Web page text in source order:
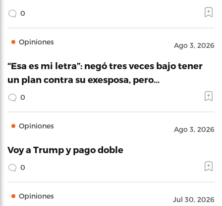
0
Opiniones Ago 3, 2026
“Esa es mi letra”: negó tres veces bajo tener
un plan contra su exesposa, pero…
0
Opiniones Ago 3, 2026
Voy a Trump y pago doble
0
Opiniones Jul 30, 2026